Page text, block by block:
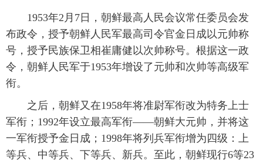
1953年2月7日，朝鲜最高人民会议常任委员会发
布政令，授予朝鲜人民军最高司令官金日成以元帅称
号，授予民族保卫相崔庸健以次帅称号。根据这一政
令，朝鲜人民军于1953年增设了元帅和次帅等高级军
衔。
之后，朝鲜又在1958年将准尉军衔改为特务上士
军衔；1992年设立最高军衔——朝鲜大元帅，并将这
一军衔授予金日成；1998年将列兵军衔增为四级：上
等兵、中等兵、下等兵、新兵。至此，朝鲜现行6等23